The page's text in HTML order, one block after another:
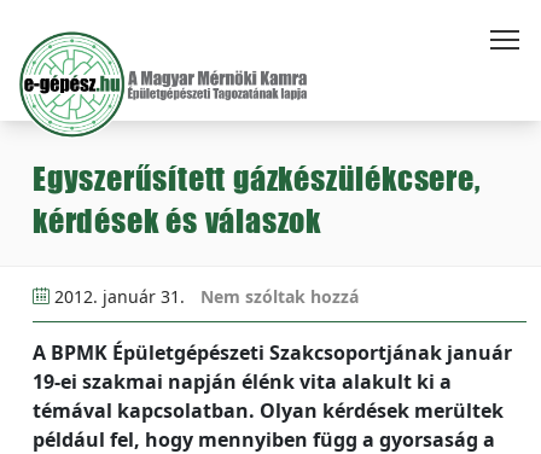
Egyszerűsített gázkészülékcsere,
kérdések és válaszok
2012. január 31. Nem szóltak hozzá
A BPMK Épületgépészeti Szakcsoportjának január
19-ei szakmai napján élénk vita alakult ki a
témával kapcsolatban. Olyan kérdések merültek
például fel, hogy mennyiben függ a gyorsaság a